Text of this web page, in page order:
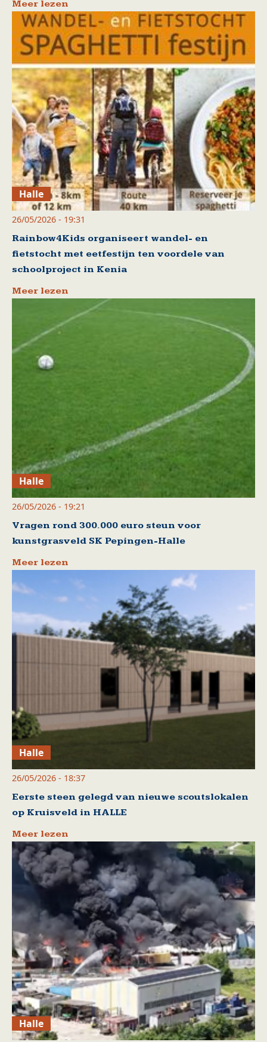
Meer lezen
Halle
26/05/2026 - 19:31
Rainbow4Kids organiseert wandel- en
fietstocht met eetfestijn ten voordele van
schoolproject in Kenia
Meer lezen
Halle
26/05/2026 - 19:21
Vragen rond 300.000 euro steun voor
kunstgrasveld SK Pepingen-Halle
Meer lezen
Halle
26/05/2026 - 18:37
Eerste steen gelegd van nieuwe scoutslokalen
op Kruisveld in HALLE
Meer lezen
Halle